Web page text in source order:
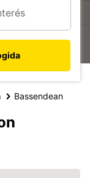
Bassendean